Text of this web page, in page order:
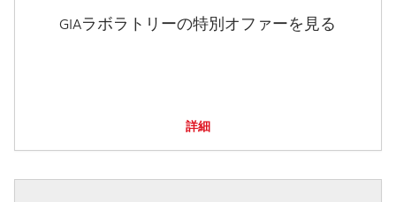
GIAラボラトリーの特別オファーを見る
詳細